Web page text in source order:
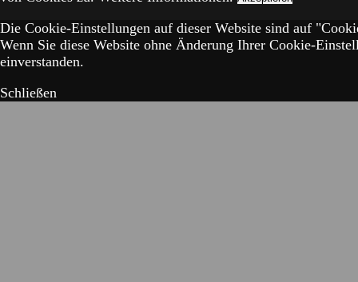
Die Cookie-Einstellungen auf dieser Website sind auf
Wenn Sie diese Website ohne Änderung Ihrer Cookie-
einverstanden.
Schließen